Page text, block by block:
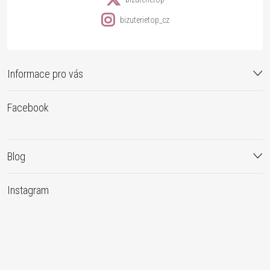
Informace pro vás
bizuterietop_cz
Facebook
Blog
Instagram